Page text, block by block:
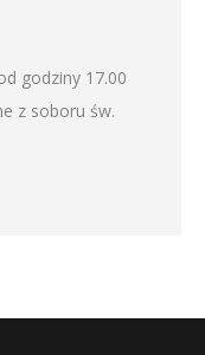
godziny 17.00
z soboru św.